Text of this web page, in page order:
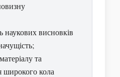
наукових висновків
та
широкого кола